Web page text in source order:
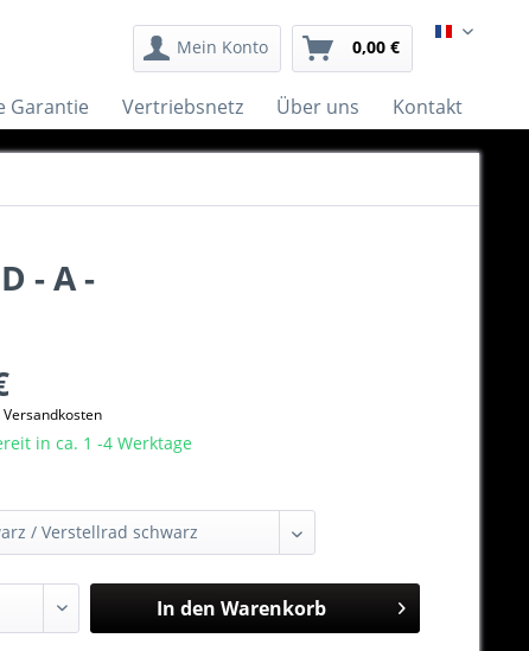
Mein Konto 0,00 € Français
Garantie Vertriebsnetz Über uns Kontakt
- A -
Versandkosten
in ca. 1 -4 Werktage
In den Warenkorb